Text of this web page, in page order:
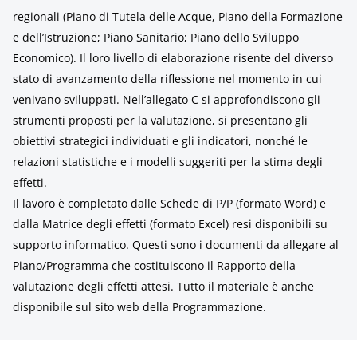
regionali (Piano di Tutela delle Acque, Piano della Formazione
e dell’Istruzione; Piano Sanitario; Piano dello Sviluppo
Economico). Il loro livello di elaborazione risente del diverso
stato di avanzamento della riflessione nel momento in cui
venivano sviluppati. Nell’allegato C si approfondiscono gli
strumenti proposti per la valutazione, si presentano gli
obiettivi strategici individuati e gli indicatori, nonché le
relazioni statistiche e i modelli suggeriti per la stima degli
effetti.
Il lavoro è completato dalle Schede di P/P (formato Word) e
dalla Matrice degli effetti (formato Excel) resi disponibili su
supporto informatico. Questi sono i documenti da allegare al
Piano/Programma che costituiscono il Rapporto della
valutazione degli effetti attesi. Tutto il materiale è anche
disponibile sul sito web della Programmazione.